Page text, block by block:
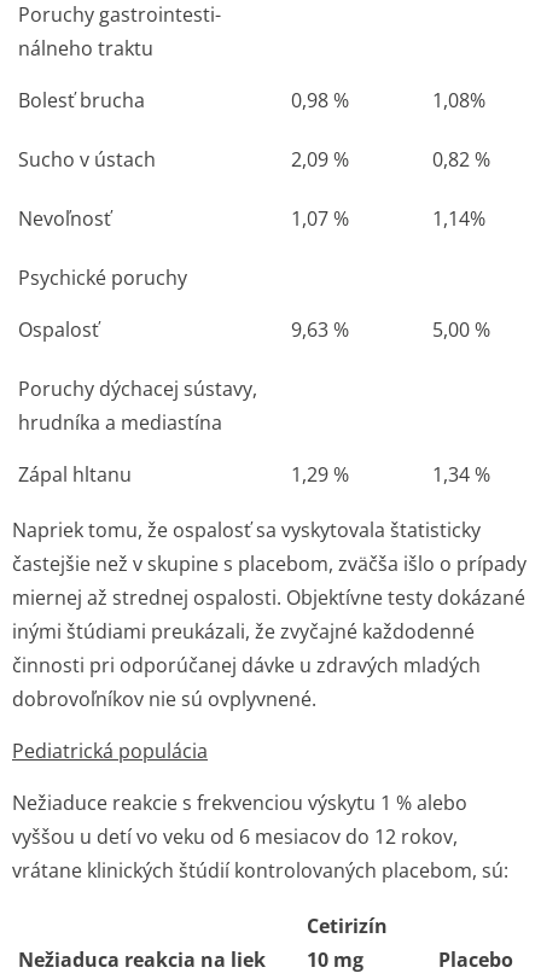
Poruchy gastrointesti­
nálneho traktu
Bolesť brucha
0,98 % 1,08%
Sucho v ústach 2,09 % 0,82 %
Nevoľnosť 1,07 % 1,14%
Psychické poruchy
Ospalosť
9,63 % 5,00 %
Poruchy dýchacej sústavy,
hrudníka a mediastína
Zápal hltanu
1,29 % 1,34 %
Napriek tomu, že ospalosť sa vyskytovala štatisticky
častejšie než v skupine s placebom, zväčša išlo o prípady
miernej až strednej ospalosti. Objektívne testy dokázané
inými štúdiami preukázali, že zvyčajné každodenné
činnosti pri odporúčanej dávke u zdravých mladých
dobrovoľníkov nie sú ovplyvnené.
Pediatrická populácia
Nežiaduce reakcie s frekvenciou výskytu 1 % alebo
vyššou u detí vo veku od 6 mesiacov do 12 rokov,
vrátane klinických štúdií kontrolovaných placebom, sú:
Nežiaduca reakcia na liek
Cetirizín
10 mg
Placebo